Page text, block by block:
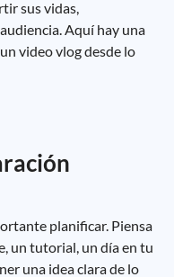
sus vidas,
Aquí hay una
video vlog desde lo
planificar. Piensa
un tutorial, un día en tu
una idea clara de lo